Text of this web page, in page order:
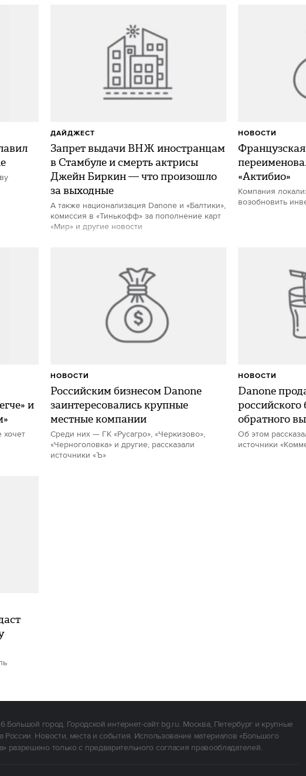
Запрет выдачи ВНЖ иностранцам
в Стамбуле и смерть актрисы
Джейн Биркин — что произошло
за выходные
А также национализация Danone и «Балтики»,
комиссия в «Тинькофф» за пополнение карт
«Мир» и другие новости
ДАЙДЖЕСТ
«Актибио»
Компания
возобновить
НОВОСТИ
и
хочет
Российским бизнесом Danone
заинтересовались крупные
местные компании
Среди них — ГК «Русагро», «Черкизово»,
«Черноголовка» и другие, рассказали
источники «Ъ»
НОВОСТИ
Danone
российского
обратного
Об этом
источники
НОВОСТИ
Большой город. Городской интернет-сайт bg.ru. Москва, Петербург и крупные
России. Новости, места и события. Использование материалов «Большого
разрешено только с предварительного согласия правообладателей.